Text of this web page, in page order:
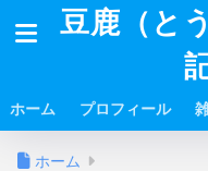
豆鹿（と
ホーム プロフィール
ホーム